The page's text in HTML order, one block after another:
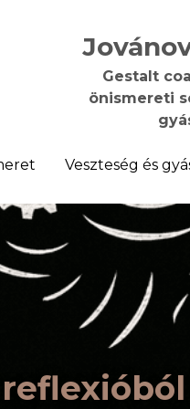
Gestalt
önismereti
Veszteség és
Gestalt
önismereti
Veszteség és